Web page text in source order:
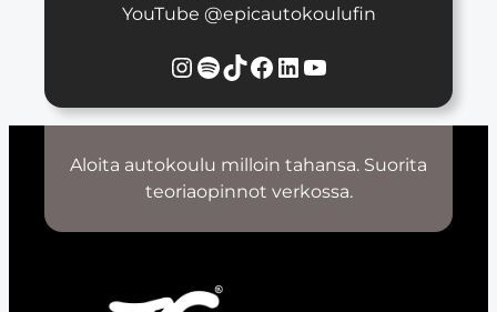
YouTube @epicautokoulufin
Instagram
Spotify
TikTok
Facebook
LinkedIn
YouTube
Aloita autokoulu milloin tahansa. Suorita
teoriaopinnot verkossa.